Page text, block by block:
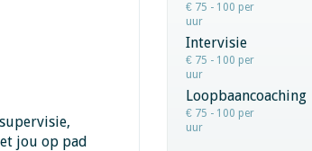
jou op pad
€ 75 - 100 per
uur
Intervisie
€ 75 - 100 per
uur
Loopbaancoaching
€ 75 - 100 per
uur